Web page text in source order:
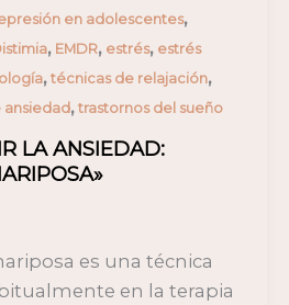
en adolescentes,
, EMDR, estrés, estrés
, técnicas de relajación,
ansiedad, trastornos del sueño
LA ANSIEDAD:
es una técnica
en la terapia